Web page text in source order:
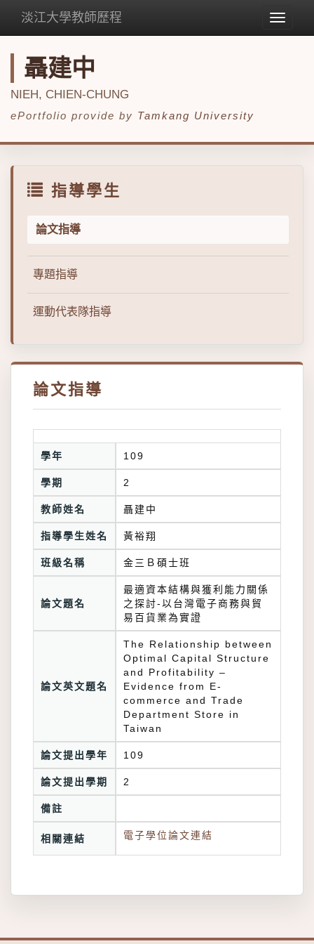
Toggle
淡江大學教師歷程
聶建中
NIEH, CHIEN-CHUNG
ePortfolio provide by Tamkang University
指導學生
論文指導
專題指導
運動代表隊指導
論文指導
學年 109
學期 2
教師姓名 聶建中
指導學生姓名 黃裕翔
班級名稱 金三Ｂ碩士班
論文題名
最適資本結構與獲利能力關係
之探討-以台灣電子商務與貿
論文英文題名
The Relationship between
Optimal Capital Structure
and Profitability –
Evidence from E-
commerce and Trade
Department Store in
Taiwan
論文提出學年 109
論文提出學期 2
備註
相關連結 電子學位論文連結